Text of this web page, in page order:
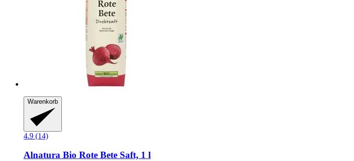
Warenkorb
4.9 (14)
Alnatura Bio Rote Bete Saft, 1 l